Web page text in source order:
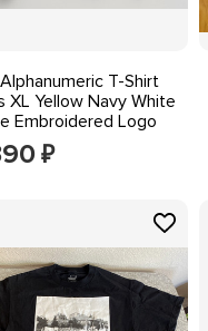
T-Shirt
XL Yellow Navy White
Embroidered Logo
₽